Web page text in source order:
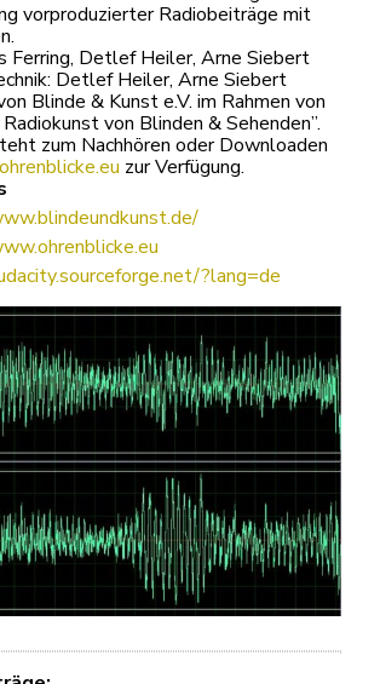
vorproduzierter Radiobeiträge mit
Ferring, Detlef Heiler, Arne Siebert
Detlef Heiler, Arne Siebert
Blinde & Kunst e.V. im Rahmen von
von Blinden & Sehenden”.
zum Nachhören oder Downloaden
zur Verfügung.
?lang=de